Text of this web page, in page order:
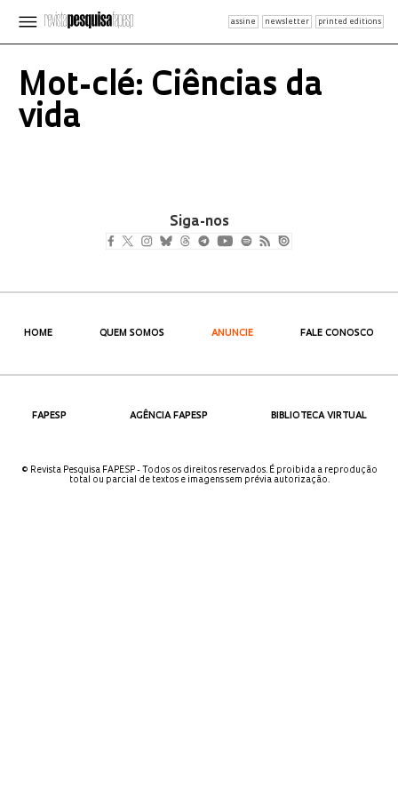
assine newsletter printed editions
Mot-clé: Ciências da
vida
Siga-nos
HOME QUEM SOMOS ANUNCIE FALE CONOSCO
FAPESP AGÊNCIA FAPESP BIBLIOTECA VIRTUAL
© Revista Pesquisa FAPESP - Todos os direitos reservados. É proibida a reprodução
total ou parcial de textos e imagens sem prévia autorização.